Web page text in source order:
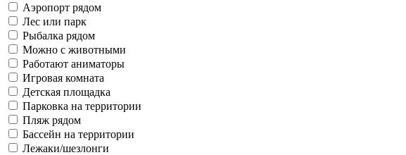
Аэропорт рядом
Лес или парк
Рыбалка рядом
Можно с животными
Работают аниматоры
Игровая комната
Детская площадка
Парковка на территории
Пляж рядом
Бассейн на территории
Лежаки/шезлонги